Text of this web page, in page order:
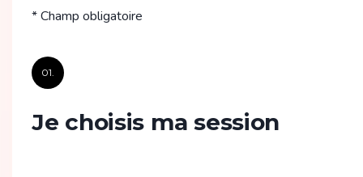
* Champ obligatoire
01.
Je choisis ma session